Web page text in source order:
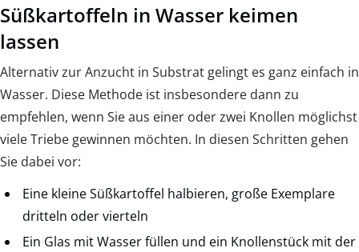
Süßkartoffeln in Wasser keimen
lassen
Alternativ zur Anzucht in Substrat gelingt es ganz einfach in
Wasser. Diese Methode ist insbesondere dann zu
empfehlen, wenn Sie aus einer oder zwei Knollen möglichst
viele Triebe gewinnen möchten. In diesen Schritten gehen
Sie dabei vor:
Eine kleine Süßkartoffel halbieren, große Exemplare
dritteln oder vierteln
Ein Glas mit Wasser füllen und ein Knollenstück mit der